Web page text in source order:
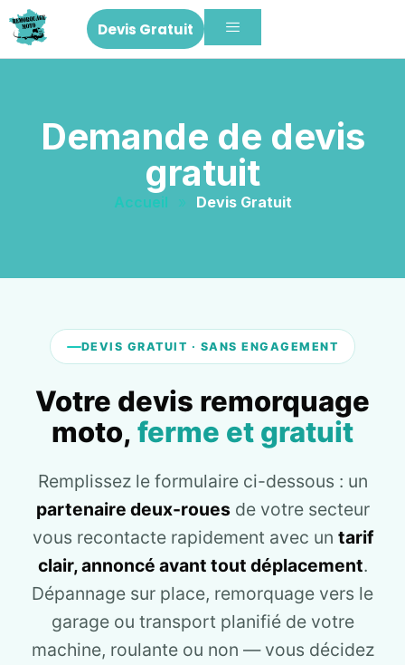
Devis Gratuit
Demande de devis
gratuit
Accueil » Devis Gratuit
DEVIS GRATUIT · SANS ENGAGEMENT
Votre devis remorquage
moto, ferme et gratuit
Remplissez le formulaire ci-dessous : un
partenaire deux-rouesde votre secteur
vous recontacte rapidement avec un tarif
clair, annoncé avant tout déplacement.
Dépannage sur place, remorquage vers le
garage ou transport planifié de votre
machine, roulante ou non — vous décidez